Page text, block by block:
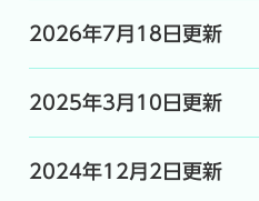
2026年7月18日更新
2025年3月10日更新
2024年12月2日更新